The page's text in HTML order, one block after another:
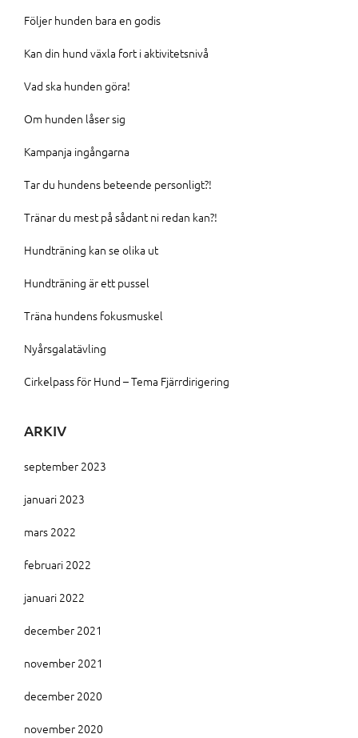
Följer hunden bara en godis
Kan din hund växla fort i aktivitetsnivå
Vad ska hunden göra!
Om hunden låser sig
Kampanja ingångarna
Tar du hundens beteende personligt?!
Tränar du mest på sådant ni redan kan?!
Hundträning kan se olika ut
Hundträning är ett pussel
Träna hundens fokusmuskel
Nyårsgalatävling
Cirkelpass för Hund – Tema Fjärrdirigering
ARKIV
september 2023
januari 2023
mars 2022
februari 2022
januari 2022
december 2021
november 2021
december 2020
november 2020